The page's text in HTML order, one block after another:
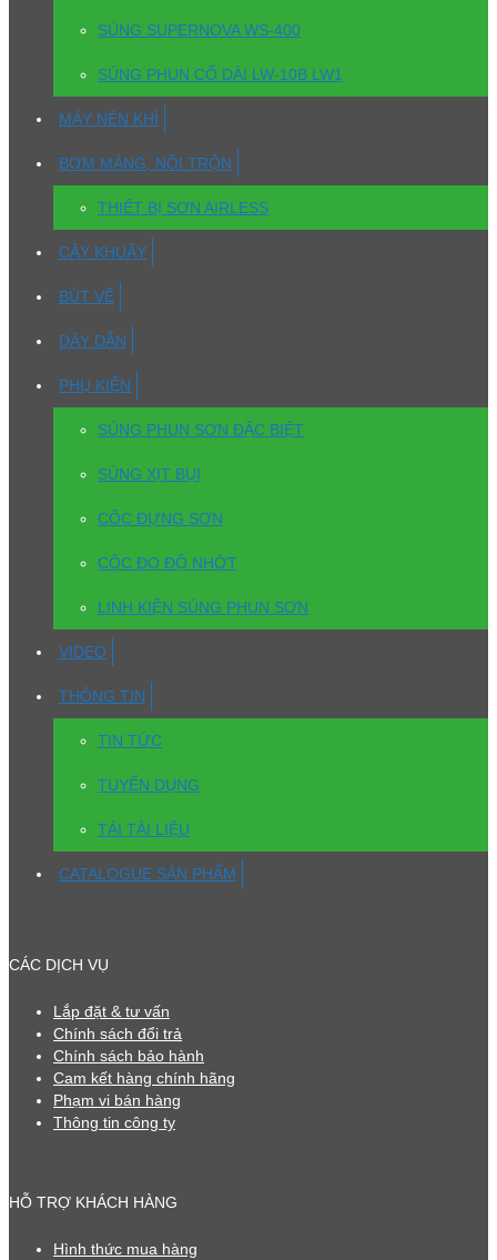
SÚNG SUPERNOVA WS-400
SÚNG PHUN CỔ DÀI LW-10B LW1
MÁY NÉN KHÍ
BƠM MÀNG, NỒI TRỘN
THIẾT BỊ SƠN AIRLESS
CÂY KHUẤY
BÚT VẼ
DÂY DẪN
PHỤ KIỆN
SÚNG PHUN SƠN ĐẶC BIỆT
SÚNG XỊT BỤI
CỐC ĐỰNG SƠN
CỐC ĐO ĐỘ NHỚT
LINH KIỆN SÚNG PHUN SƠN
VIDEO
THÔNG TIN
TIN TỨC
TUYỂN DỤNG
TẢI TÀI LIỆU
CATALOGUE SẢN PHẨM
CÁC DỊCH VỤ
Lắp đặt & tư vấn
Chính sách đổi trả
Chính sách bảo hành
Cam kết hàng chính hãng
Phạm vi bán hàng
Thông tin công ty
HỖ TRỢ KHÁCH HÀNG
Hình thức mua hàng